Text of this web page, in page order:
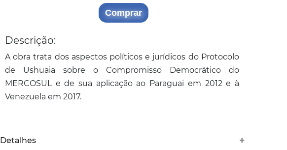
Comprar
Descrição:
A obra trata dos aspectos políticos e jurídicos do Protocolo
de Ushuaia sobre o Compromisso Democrático do
MERCOSUL e de sua aplicação ao Paraguai em 2012 e à
Venezuela em 2017.
Detalhes